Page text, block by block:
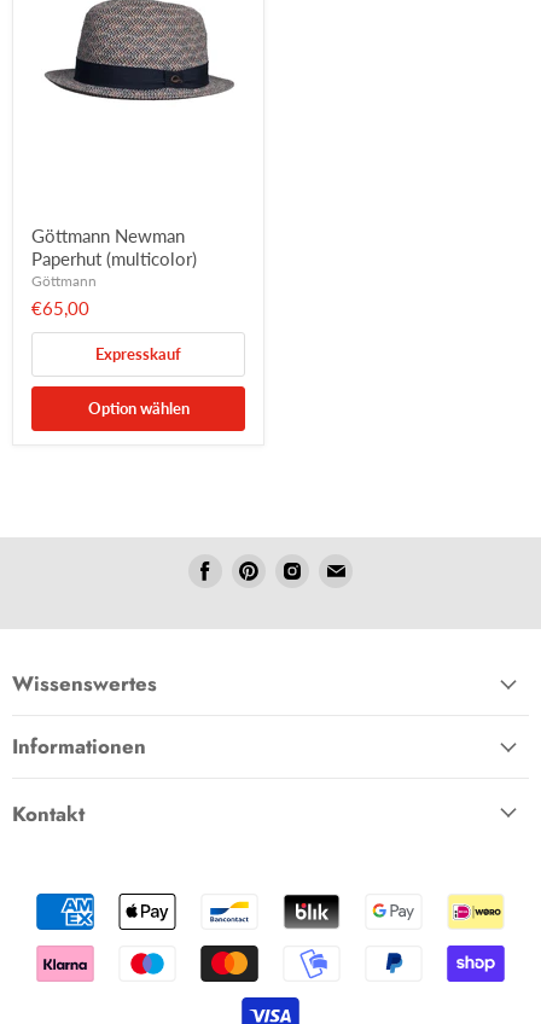
Göttmann Newman
Paperhut (multicolor)
Göttmann
€65,00
Expresskauf
Option wählen
Folgen
Folgen
Folgen
Wissenswertes
Informationen
Kontakt